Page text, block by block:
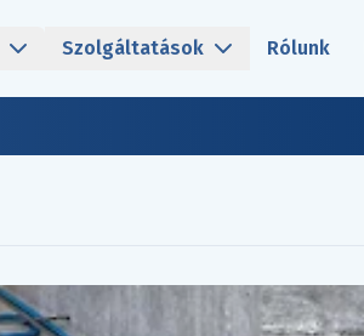
Szolgáltatások Rólunk